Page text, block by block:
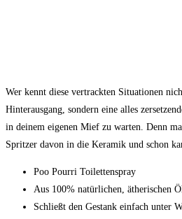
Wer kennt diese vertrackten Situationen
Hinterausgang, sondern eine alles
in deinem eigenen Mief zu warten. Denn
Spritzer davon in die Keramik und schon
Poo Pourri Toilettenspray
Aus 100% natürlichen, ätherischen
Schließt den Gestank einfach unter